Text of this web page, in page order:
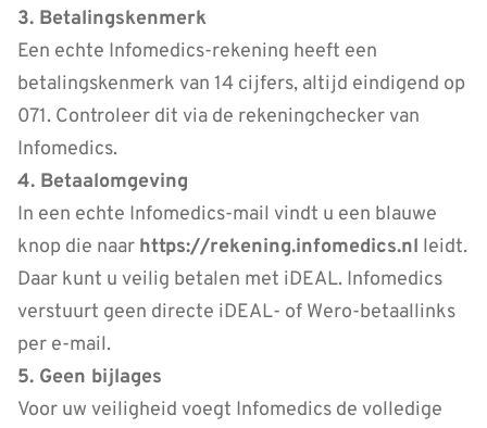
3. Betalingskenmerk
Een echte Infomedics-rekening heeft een
betalingskenmerk van 14 cijfers, altijd eindigend op
071. Controleer dit via de rekeningchecker van
Infomedics.
4. Betaalomgeving
In een echte Infomedics-mail vindt u een blauwe
knop die naar https://rekening.infomedics.nl leidt.
Daar kunt u veilig betalen met iDEAL. Infomedics
verstuurt geen directe iDEAL- of Wero-betaallinks
per e-mail.
5. Geen bijlages
Voor uw veiligheid voegt Infomedics de volledige